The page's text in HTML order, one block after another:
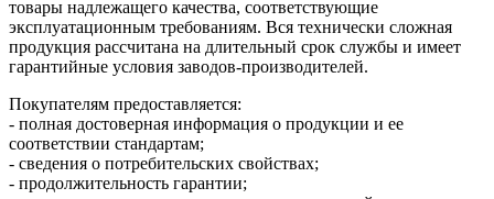
товары надлежащего качества, соответствующие
эксплуатационным требованиям. Вся технически сложная
продукция рассчитана на длительный срок службы и имеет
гарантийные условия заводов-производителей.
Покупателям предоставляется:
- полная достоверная информация о продукции и ее
соответствии стандартам;
- сведения о потребительских свойствах;
- продолжительность гарантии;